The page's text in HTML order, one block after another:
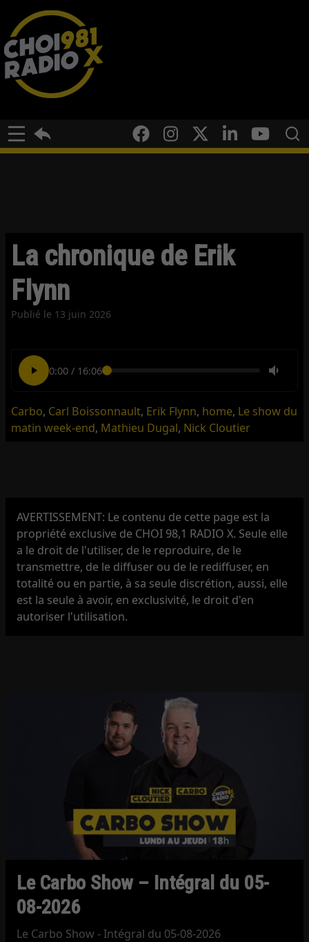
La chronique de Erik
Flynn
Publié le 13 juin 2026
0:00/ 16:06
Carbo, Carl Boissonnault, Erik Flynn, home, Le show du
matin week-end, Mathieu Dugal, Nick Cloutier
AVERTISSEMENT: Le contenu de cette page est la
propriété exclusive de CHOI 98,1 RADIO X. Seule elle
a le droit de l'utiliser, de le reproduire, de le
transmettre, de le diffuser ou de le rediffuser, en
totalité ou en partie, à sa seule discrétion, aussi, elle
est la seule à avoir, en exclusivité, le droit d'en
autoriser l'utilisation.
Le Carbo Show – Intégral du 05-
08-2026
Le Carbo Show - Intégral du 05-08-2026